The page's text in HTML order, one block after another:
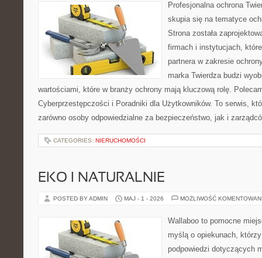
Profesjonalna ochrona
skupia się na tematyce
Strona została
firmach i instytucjach,
partnera w zakresie
marka Twierdza budzi
wartościami, które w branży ochrony mają kluczową rolę.
Cyberprzestępczości i Poradniki dla Użytkowników. To serwis,
zarówno osoby odpowiedzialne za bezpieczeństwo, jak i
CATEGORIES: NIERUCHOMOŚCI
EKO I NATURALNIE
POSTED BY ADMIN MAJ - 1 - 2026 MOŻLIWOŚĆ
Wallaboo to pomocne
myślą o opiekunach,
podpowiedzi dotyczących